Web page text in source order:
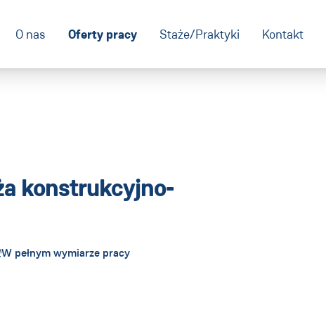
O nas Oferty pracy Staże/Praktyki Kontakt
konstrukcyjno-
W pełnym wymiarze pracy